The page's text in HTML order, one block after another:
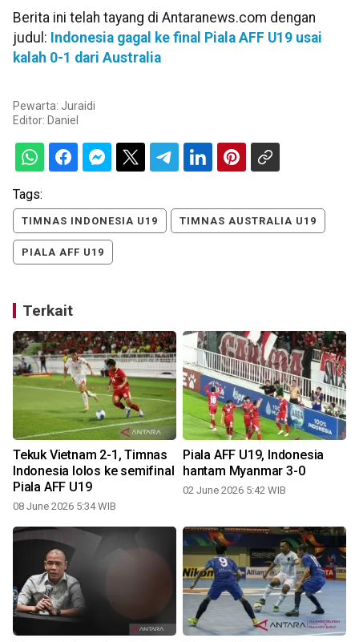
Berita ini telah tayang di Antaranews.com dengan
judul: Indonesia gagal ke final Piala AFF U19 usai
kalah 0-1 dari Australia
Pewarta: Juraidi
Editor: Daniel
Tags:
TIMNAS INDONESIA U19 TIMNAS AUSTRALIA U19
PIALA AFF U19
Terkait
Tekuk Vietnam 2-1, Timnas
Indonesia lolos ke semifinal
Piala AFF U19
08 June 2026 5:34 WIB
Piala AFF U19, Indonesia
hantam Myanmar 3-0
02 June 2026 5:42 WIB